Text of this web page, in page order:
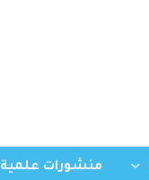
منشورات علمية